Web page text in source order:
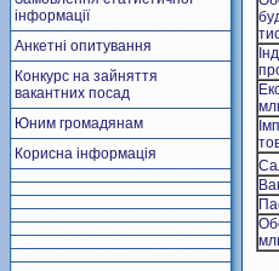
інформації
Анкетні опитування
Конкурс на зайняття
вакантних посад
Юним громадянам
Корисна інформація